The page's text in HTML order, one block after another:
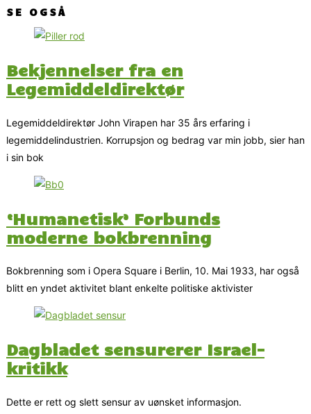
SE OGSÅ
Bekjennelser fra en
Legemiddeldirektør
Legemiddeldirektør John Virapen har 35 års erfaring i
legemiddelindustrien. Korrupsjon og bedrag var min jobb, sier han
i sin bok
‘Humanetisk’ Forbunds
moderne bokbrenning
Bokbrenning som i Opera Square i Berlin, 10. Mai 1933, har også
blitt en yndet aktivitet blant enkelte politiske aktivister
Dagbladet sensurerer Israel-
kritikk
Dette er rett og slett sensur av uønsket informasjon.